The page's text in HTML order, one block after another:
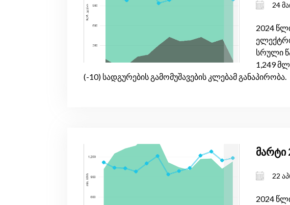
24
2024
სრული
1,249
(-10) სადგურების გამომუშავების კლებამ განაპირობა.
მარტი
22
2024